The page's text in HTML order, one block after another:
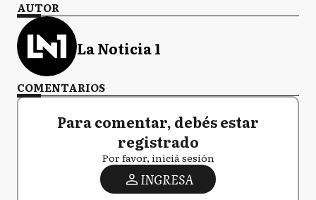
AUTOR
La Noticia 1
COMENTARIOS
Para comentar, debés estar
registrado
Por favor, iniciá sesión
INGRESA